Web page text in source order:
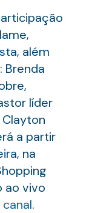
além
Brenda
líder
a partir
na
ao vivo
.